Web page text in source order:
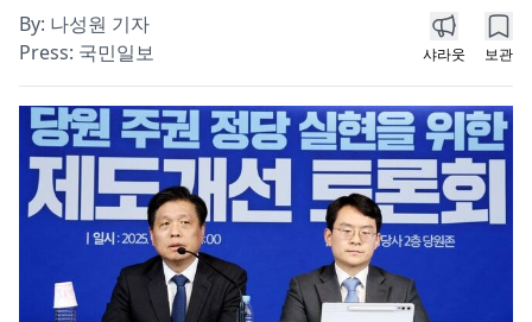
By: 나성원 기자
Press: 국민일보 샤라웃 보관